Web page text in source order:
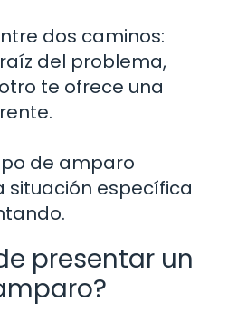
dos caminos:
del problema,
te ofrece una
de amparo
situación específica
presentar un